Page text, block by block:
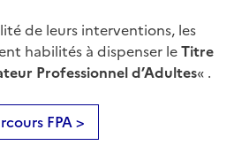
de leurs interventions, les
habilités à dispenser leTitre
Professionnel d’Adultes« .
FPA >